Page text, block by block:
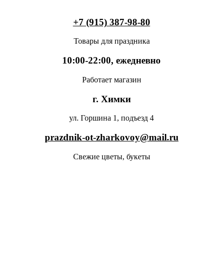
+7 (915) 387-98-80
Товары для праздника
10:00-22:00, ежедневно
Работает магазин
г. Химки
ул. Горшина 1, подъезд 4
prazdnik-ot-zharkovoy@mail.ru
Свежие цветы, букеты